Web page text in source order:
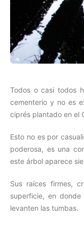
Todos o casi todos
cementerio y no es
ciprés plantado en el
Esto no es por
poderosa, es una
este árbol aparece
Sus raíces firmes,
superficie, en
levanten las tumbas.